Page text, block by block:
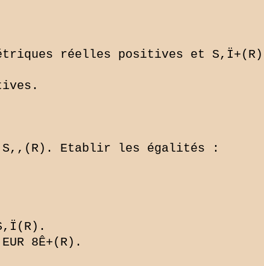
réelles positives et S,Ï+(R)
S,,(R). Etablir les égalités :
8Ê+(R).